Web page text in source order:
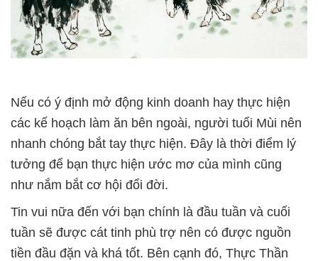
Nếu có ý định mở động kinh doanh hay thực hiện
các kế hoạch làm ăn bên ngoài, người tuổi Mùi nên
nhanh chóng bắt tay thực hiện. Đây là thời điểm lý
tưởng để bạn thực hiện ước mơ của mình cũng
như nắm bắt cơ hội đổi đời.
Tin vui nữa đến với bạn chính là đầu tuần và cuối
tuần sẽ được cát tinh phù trợ nên có được nguồn
tiền đầu đặn và khá tốt. Bên cạnh đó, Thực Thần